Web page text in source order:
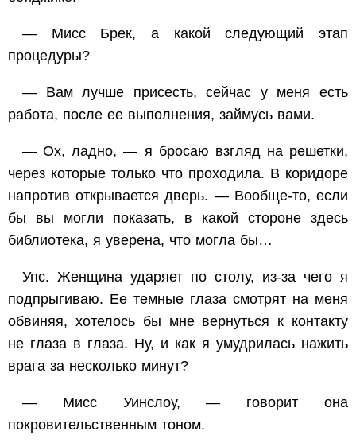
— Мисс Брек, а какой следующий этап
процедуры?
— Вам лучше присесть, сейчас у меня есть
работа, после ее выполнения, займусь вами.
— Ох, ладно, — я бросаю взгляд на решетки,
через которые только что проходила. В коридоре
напротив открывается дверь. — Вообще-то, если
бы вы могли показать, в какой стороне здесь
библиотека, я уверена, что могла бы…
Упс. Женщина ударяет по столу, из-за чего я
подпрыгиваю. Ее темные глаза смотрят на меня
обвиняя, хотелось бы мне вернуться к контакту
не глаза в глаза. Ну, и как я умудрилась нажить
врага за несколько минут?
— Мисс Уинслоу, — говорит она
покровительственным тоном.